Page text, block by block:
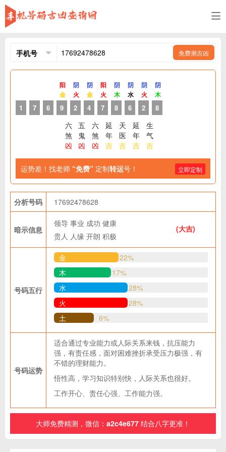
免费测吉凶
1 7 6
阳
金
9
阴
火
2
六
煞
凶
阴
金
4
五
鬼
凶
阳
火
7
六
煞
凶
阴
木
8
延
年
吉
阴
水
6
天
医
吉
阴
火
2
延
年
吉
阴
木
8
生
气
吉
运势差！找老师 “免费” 定制转运号！ 立即定制
分析号码 17692478628
暗示信息
领导 事业 成功 健康
贵人 人缘 开朗 积极
(大吉)
号码五行
金
22%
木
17%
水
28%
火
28%
土
6%
号码运势
适合通过专业能力或人际关系来钱，抗压能力
强，有责任感，面对困难挫折承受压力极强，有
不错的理财能力。
悟性高，学习知识特别快，人际关系也很好。
工作开心、责任心强、工作能力强。
大师免费精测，微信： a2c4e677 结合八字更准！